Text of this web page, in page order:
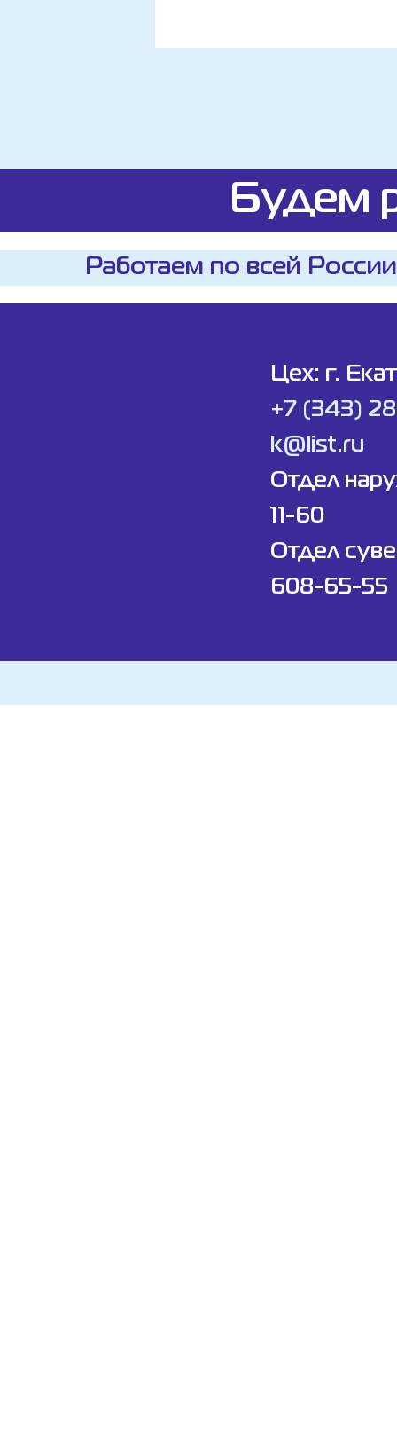
Будем
Работаем по всей
Цех: г.
+7 (343)
k@list.ru
Отдел
11-60
Отдел
608-65-55